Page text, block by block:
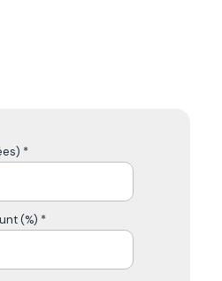
*
(%) *